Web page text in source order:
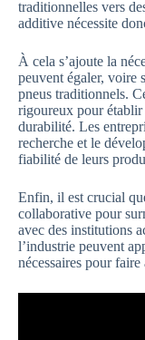
traditionnelles vers
additive nécessite
À cela s’ajoute la
peuvent égaler, voire
pneus traditionnels.
rigoureux pour établir
durabilité. Les
recherche et le
fiabilité de leurs
Enfin, il est crucial
collaborative pour
avec des institutions
l’industrie peuvent
nécessaires pour